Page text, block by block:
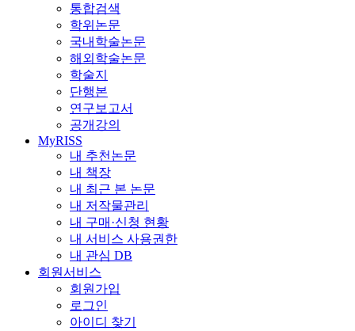
통합검색
학위논문
국내학술논문
해외학술논문
학술지
단행본
연구보고서
공개강의
MyRISS
내 추천논문
내 책장
내 최근 본 논문
내 저작물관리
내 구매·신청 현황
내 서비스 사용권한
내 관심 DB
회원서비스
회원가입
로그인
아이디 찾기